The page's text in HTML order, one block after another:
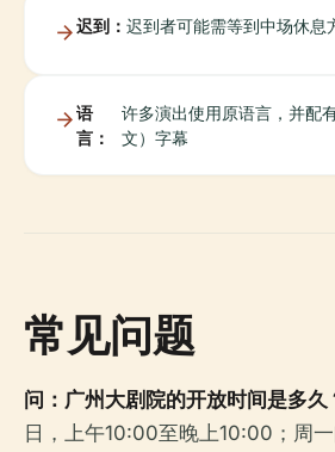
迟到： 迟到者可能需等到中场休息
语
言：
许多演出使用原语言，并配
文）字幕
常见问题
问：广州大剧院的开放时间是多久
日，上午10:00至晚上10:00；周